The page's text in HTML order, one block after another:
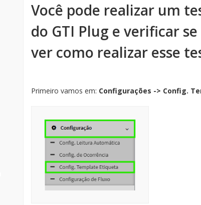
Você pode realizar um
do GTI Plug e verificar
ver como realizar esse
Primeiro vamos em: Configurações -> Config.